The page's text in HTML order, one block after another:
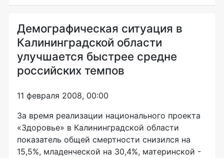
Демографическая ситуация в
Калининградской области
улучшается быстрее средне
российских темпов
11 февраля 2008, 00:00
За время реализации национального проекта
«Здоровье» в Калининградской области
показатель общей смертности снизился на
15,5%, младенческой на 30,4%, материнской -